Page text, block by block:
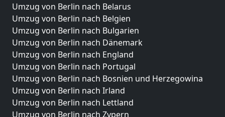
Umzug von Berlin nach Belarus
Umzug von Berlin nach Belgien
Umzug von Berlin nach Bulgarien
Umzug von Berlin nach Dänemark
Umzug von Berlin nach England
Umzug von Berlin nach Portugal
Umzug von Berlin nach Bosnien und Herzegowina
Umzug von Berlin nach Irland
Umzug von Berlin nach Lettland
Umzug von Berlin nach Zypern